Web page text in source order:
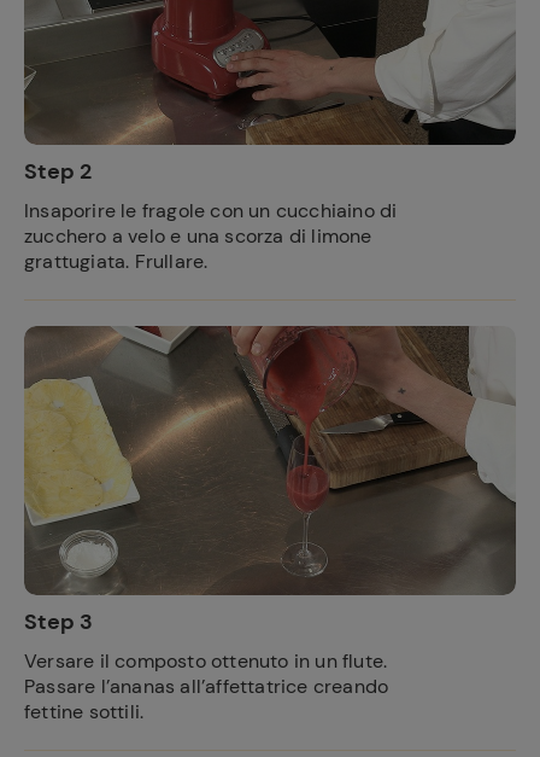
Step 2
Insaporire le fragole con un cucchiaino di
zucchero a velo e una scorza di limone
grattugiata. Frullare.
Step 3
Versare il composto ottenuto in un flute.
Passare l’ananas all’affettatrice creando
fettine sottili.